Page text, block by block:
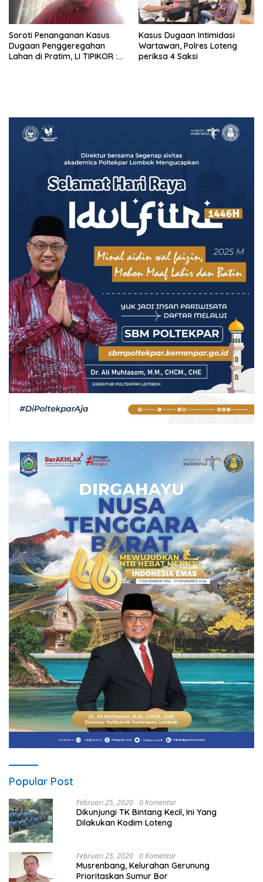
Soroti Penanganan Kasus
Dugaan Penggeregahan
Lahan di Pratim, LI TIPIKOR :
Kasus Dugaan Intimidasi
Wartawan, Polres Loteng
periksa 4 Saksi
Popular Post
Februari 25, 2020 0 Komentar
Dikunjungi TK Bintang Kecil, Ini Yang
Dilakukan Kodim Loteng
Februari 25, 2020 0 Komentar
Musrenbang, Kelurahan Gerunung
Prioritaskan Sumur Bor